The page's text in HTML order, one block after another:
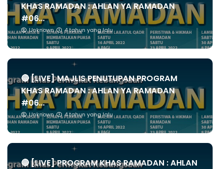
KHAS RAMADAN : AHLAN YA RAMADAN
#06...
Unknown 4 tahun yang lalu
🔴 [LIVE] MAJLIS PENUTUPAN PROGRAM
KHAS RAMADAN : AHLAN YA RAMADAN
#06...
Unknown 4 tahun yang lalu
🔴 [LIVE] PROGRAM KHAS RAMADAN : AHLAN